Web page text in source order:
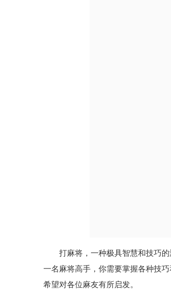
打麻将，一种极具智慧和技巧
一名麻将高手，你需要掌握各种技
希望对各位麻友有所启发。